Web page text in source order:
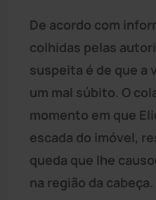
De acordo com
colhidas pelas
suspeita é de que a
um mal súbito. O
momento em que
escada do imóvel,
queda que lhe
na região da